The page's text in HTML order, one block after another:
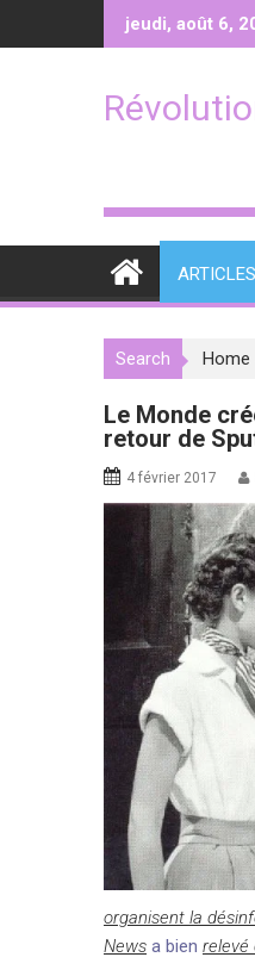
jeudi, août 6,
ARTICLES
Search Home
Le Monde
retour de
4 février 2017
organisent la
News a bien